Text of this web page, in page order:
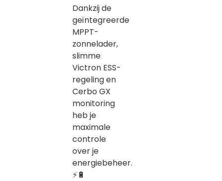
Dankzij de
geïntegreerde
MPPT-
zonnelader,
slimme
Victron ESS-
regeling en
Cerbo GX
monitoring
heb je
maximale
controle
over je
energiebeheer.
⚡🔋